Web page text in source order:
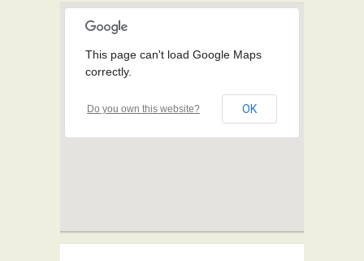
This page can't load Google Maps
correctly.
Do you own this website? OK